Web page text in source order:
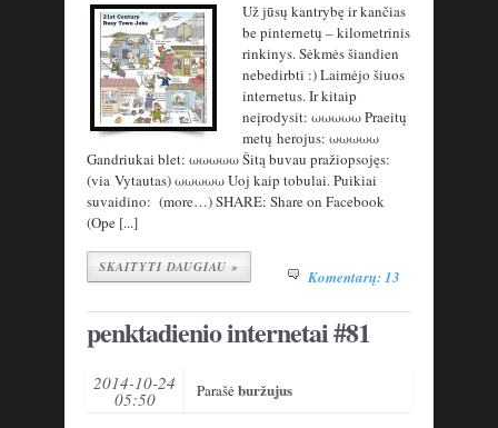
Už jūsų kantrybę ir kančias
be pinternetų – kilometrinis
rinkinys. Sėkmės šiandien
nebedirbti :) Laimėjo šiuos
internetus. Ir kitaip
neįrodysit: ωωωωω Praeitų
metų herojus: ωωωωω
Gandriukai blet: ωωωωω Šitą buvau pražiopsojęs:
(via Vytautas) ωωωωω Uoj kaip tobulai. Puikiai
suvaidino: (more…) SHARE: Share on Facebook
(Ope [...]
SKAITYTI DAUGIAU » Komentarų: 13
penktadienio internetai #81
2014-10-24
05:50 Parašėburžujus